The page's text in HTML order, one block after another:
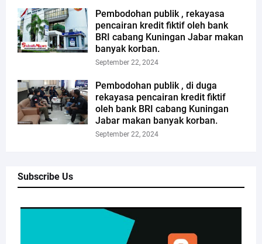
Pembodohan publik , rekayasa
pencairan kredit fiktif oleh bank
BRI cabang Kuningan Jabar makan
banyak korban.
September 22, 2024
Pembodohan publik , di duga
rekayasa pencairan kredit fiktif
oleh bank BRI cabang Kuningan
Jabar makan banyak korban.
September 22, 2024
Subscribe Us